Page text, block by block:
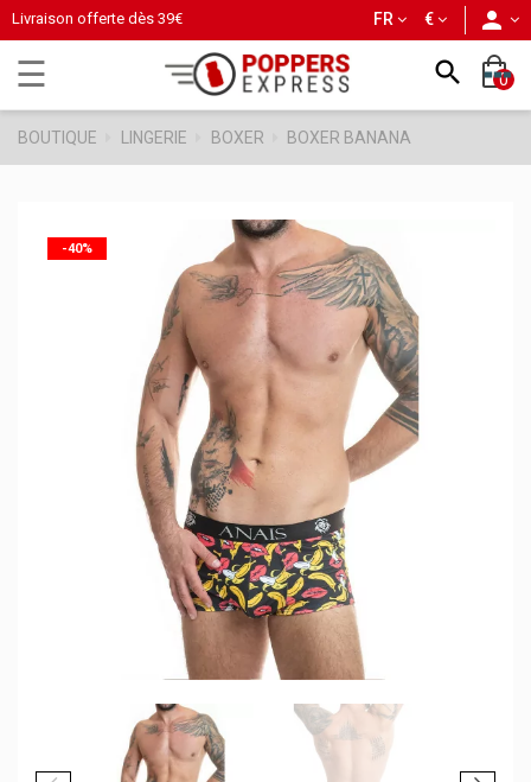
Livraison offerte dès 39€ €
FR
Basculer
la
navigation
☰  0
BOUTIQUE LINGERIE BOXER BOXER BANANA
-40%